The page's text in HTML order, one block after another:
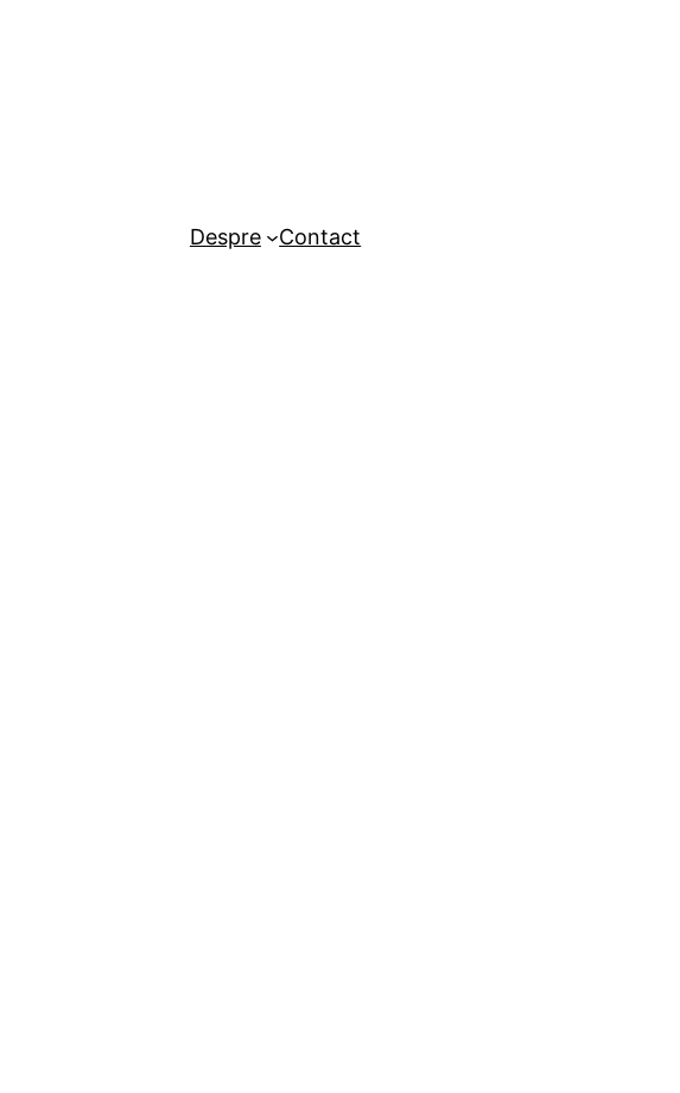
Despre Contact